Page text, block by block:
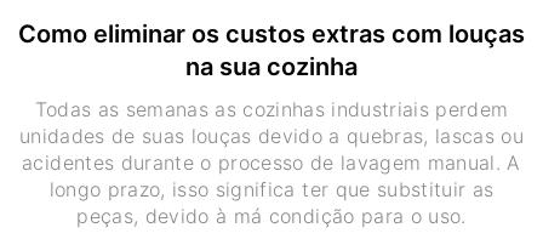
Como eliminar os custos extras com louças
na sua cozinha
Todas as semanas as cozinhas industriais perdem
unidades de suas louças devido a quebras, lascas ou
acidentes durante o processo de lavagem manual. A
longo prazo, isso significa ter que substituir as
peças, devido à má condição para o uso.